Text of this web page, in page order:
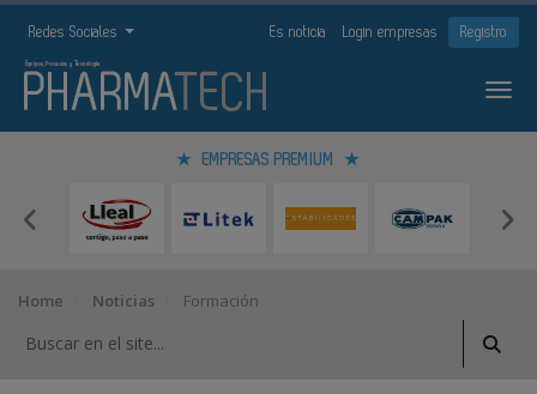
Redes Sociales Es noticia Login empresas Registro
EMPRESAS PREMIUM
Home Noticias Formación